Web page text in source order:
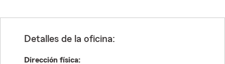
Detalles de la oficina:
Dirección física: